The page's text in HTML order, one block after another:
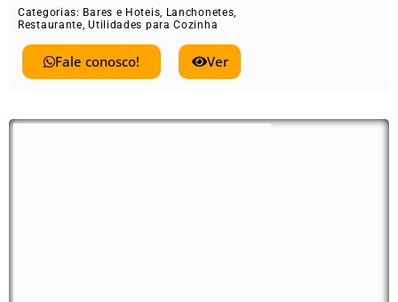
Categorias: Bares e Hoteis, Lanchonetes,
Restaurante,Utilidades para Cozinha
Fale conosco! Ver